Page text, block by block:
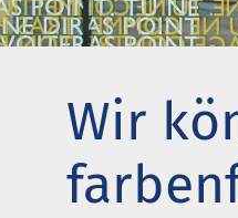
Diakonie
Frühstück für alle
Wir